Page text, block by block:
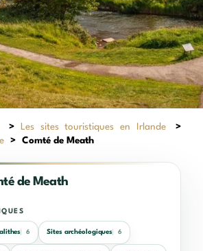
> Les sites touristiques en Irlande
>
> Comté de Meath
de Meath
6 Sites archéologiques 6